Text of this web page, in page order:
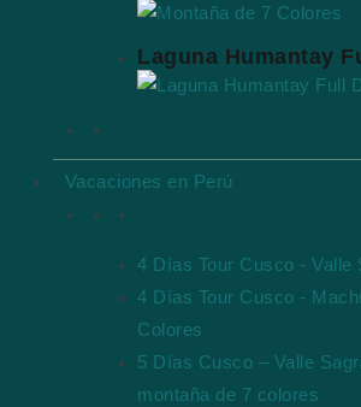
Laguna Humantay
Vacaciones en Perú
4 Días Tour Cusco -
4 Días Tour Cusco -
Colores
5 Días Cusco – Valle
montaña de 7 colores